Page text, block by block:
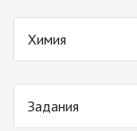
Химия
Задания